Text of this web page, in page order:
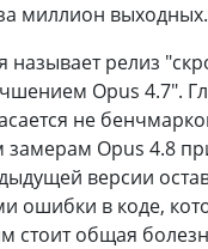
миллион выходных.
называет релиз
Opus 4.7".
не
замерам Opus 4.8
версии
ошибки в коде,
стоит общая